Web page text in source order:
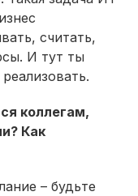
считать,
И тут ты
коллегам,
Как
– будьте